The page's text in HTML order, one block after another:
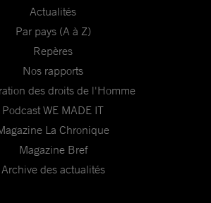
Actualités
Par pays (A à Z)
Repères
Nos rapports
des droits de l'Homme
Podcast WE MADE IT
La Chronique
Magazine Bref
Archive des actualités